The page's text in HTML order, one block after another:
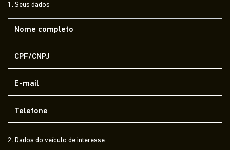
1. Seus dados
2. Dados do veículo de interesse